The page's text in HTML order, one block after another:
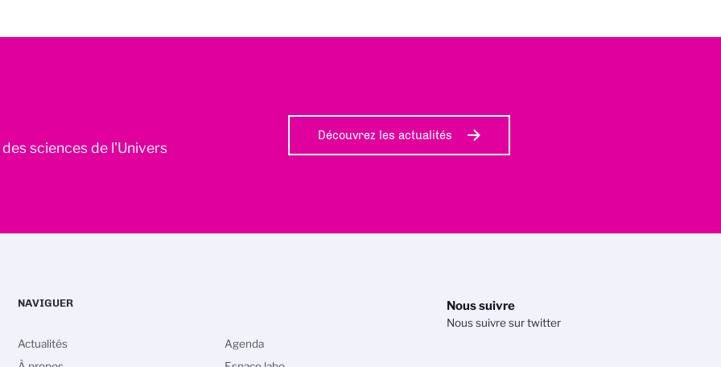
sciences de l'Univers
Découvrez les actualités
Nous suivre
Nous suivre sur twitter
NAVIGUER
Actualités
Agenda